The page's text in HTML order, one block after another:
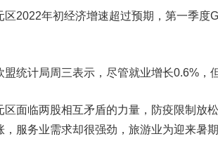
年初经济增速超过预期，第一季度
计局周三表示，尽管就业增长0.6%，但
临两股相互矛盾的力量，防疫限制放松
，服务业需求却很强劲，旅游业为迎来暑期